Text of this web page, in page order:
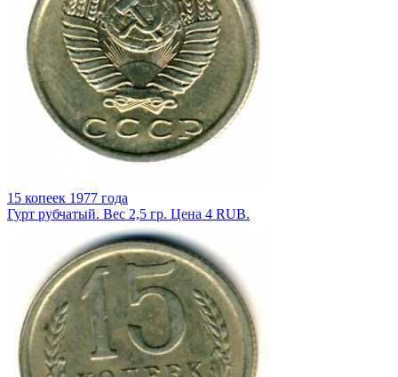
15 копеек 1977 года
Гурт рубчатый. Вес 2,5 гр. Цена 4 RUB.